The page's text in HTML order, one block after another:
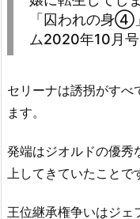
「囚われの身④
ム2020年10月号
セリーナは誘拐がすべ
ます。
発端はジオルドの優秀
上してきていたことで
王位継承権争いはジェ